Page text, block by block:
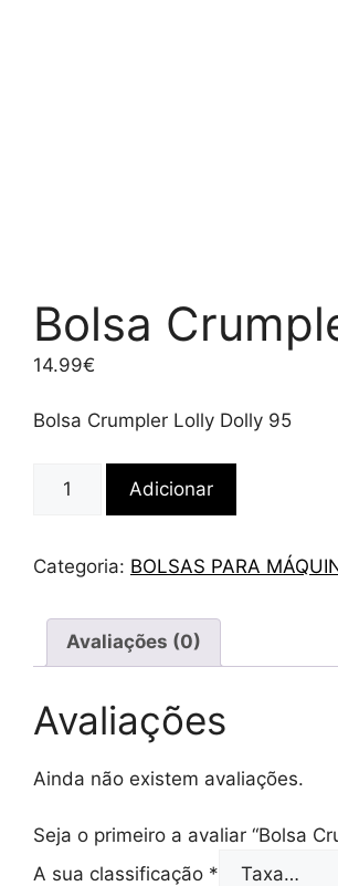
Bolsa
14.99€
Bolsa Crumpler Lolly Dolly 95
Crumpler
Adicionar
Categoria: BOLSAS PARA
Avaliações (0)
Avaliações
Ainda não existem avaliações.
Seja o primeiro a avaliar “Bolsa
A sua classificação *